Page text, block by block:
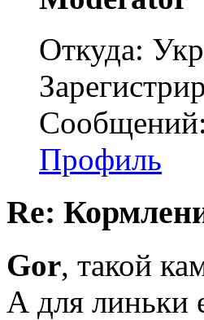
Откуда:
Профиль
Re:
Gor, такой
А для линьки